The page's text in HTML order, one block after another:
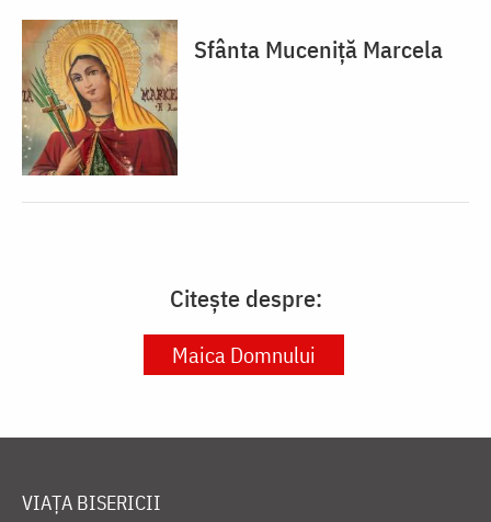
Sfânta Muceniță Marcela
Citește despre:
Maica Domnului
VIAȚA BISERICII